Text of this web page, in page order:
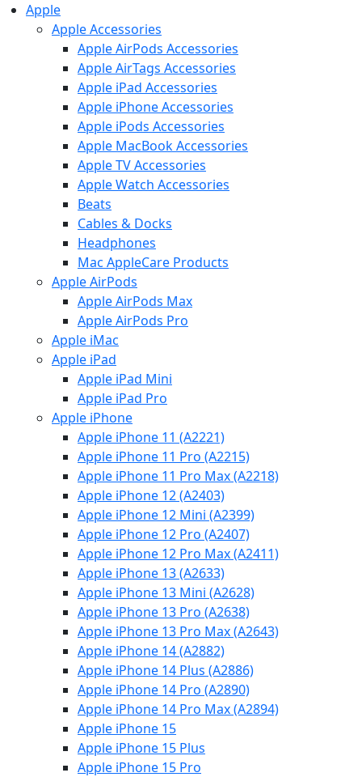
Apple
Apple Accessories
Apple AirPods Accessories
Apple AirTags Accessories
Apple iPad Accessories
Apple iPhone Accessories
Apple iPods Accessories
Apple MacBook Accessories
Apple TV Accessories
Apple Watch Accessories
Beats
Cables & Docks
Headphones
Mac AppleCare Products
Apple AirPods
Apple AirPods Max
Apple AirPods Pro
Apple iMac
Apple iPad
Apple iPad Mini
Apple iPad Pro
Apple iPhone
Apple iPhone 11 (A2221)
Apple iPhone 11 Pro (A2215)
Apple iPhone 11 Pro Max (A2218)
Apple iPhone 12 (A2403)
Apple iPhone 12 Mini (A2399)
Apple iPhone 12 Pro (A2407)
Apple iPhone 12 Pro Max (A2411)
Apple iPhone 13 (A2633)
Apple iPhone 13 Mini (A2628)
Apple iPhone 13 Pro (A2638)
Apple iPhone 13 Pro Max (A2643)
Apple iPhone 14 (A2882)
Apple iPhone 14 Plus (A2886)
Apple iPhone 14 Pro (A2890)
Apple iPhone 14 Pro Max (A2894)
Apple iPhone 15
Apple iPhone 15 Plus
Apple iPhone 15 Pro